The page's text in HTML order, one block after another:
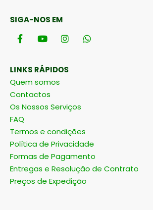
SIGA-NOS EM
LINKS RÁPIDOS
Quem somos
Contactos
Os Nossos Serviços
FAQ
Termos e condições
Política de Privacidade
Formas de Pagamento
Entregas e Resolução de Contrato
Preços de Expedição